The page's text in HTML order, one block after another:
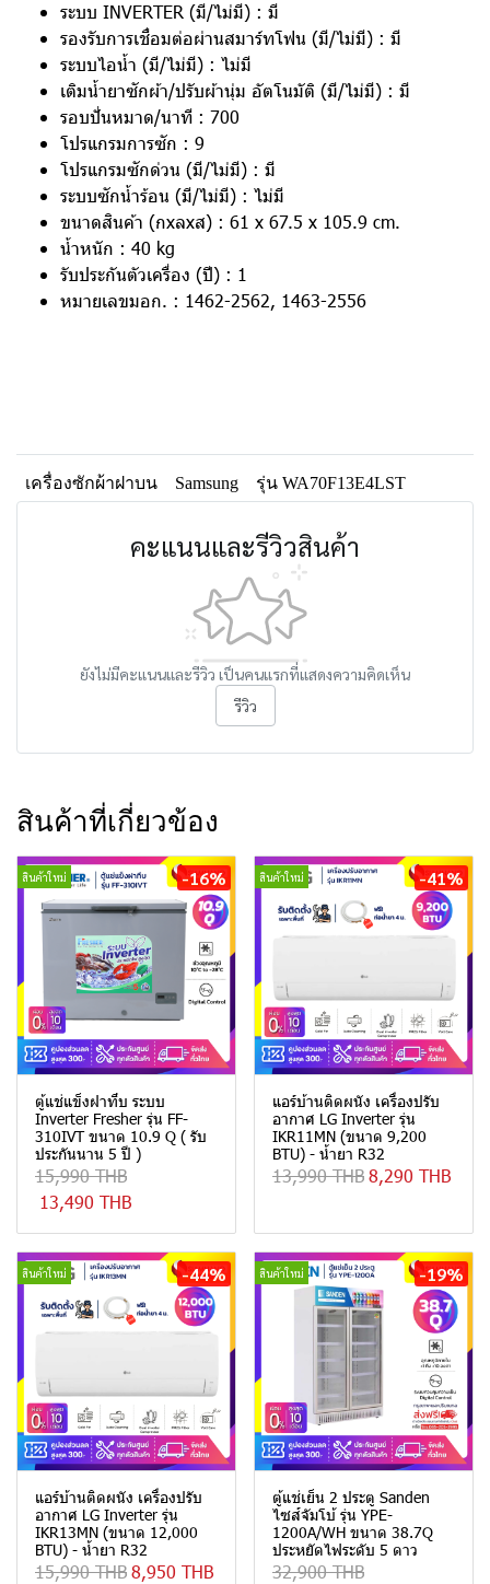
ระบบ INVERTER (มี/ไม่มี) : มี
รองรับการเชื่อมต่อผ่านสมาร์ทโฟน (มี/ไม่มี) : มี
ระบบไอน้ำ (มี/ไม่มี) : ไม่มี
เติมน้ำยาซักผ้า/ปรับผ้านุ่ม อัตโนมัติ (มี/ไม่มี) : มี
รอบปั่นหมาด/นาที : 700
โปรแกรมการซัก : 9
โปรแกรมซักด่วน (มี/ไม่มี) : มี
ระบบซักน้ำร้อน (มี/ไม่มี) : ไม่มี
ขนาดสินค้า (กxลxส) : 61 x 67.5 x 105.9 cm.
น้ำหนัก : 40 kg
รับประกันตัวเครื่อง (ปี) : 1
หมายเลขมอก. : 1462-2562, 1463-2556
เครื่องซักผ้าฝาบน Samsung รุ่น WA70F13E4LST
คะแนนและรีวิวสินค้า
ยังไม่มีคะแนนและรีวิว เป็นคนแรกที่แสดงความคิดเห็น
รีวิว
สินค้าที่เกี่ยวข้อง
สินค้าใหม่ -16%
ตู้แช่แข็งฝาทึบ ระบบ
Inverter Fresher รุ่น FF-
310IVT ขนาด 10.9 Q ( รับ
ประกันนาน 5 ปี )
15,990 THB
13,490 THB
สินค้าใหม่ -41%
แอร์บ้านติดผนัง เครื่องปรับ
อากาศ LG Inverter รุ่น
IKR11MN (ขนาด 9,200
BTU) - น้ำยา R32
13,990 THB8,290 THB
สินค้าใหม่ -44%
แอร์บ้านติดผนัง เครื่องปรับ
อากาศ LG Inverter รุ่น
IKR13MN (ขนาด 12,000
BTU) - น้ำยา R32
15,990 THB8,950 THB
สินค้าใหม่ -19%
ตู้แช่เย็น 2 ประตู Sanden
ไซส์จัมโบ้ รุ่น YPE-
1200A/WH ขนาด 38.7Q
ประหยัดไฟระดับ 5 ดาว
32,900 THB